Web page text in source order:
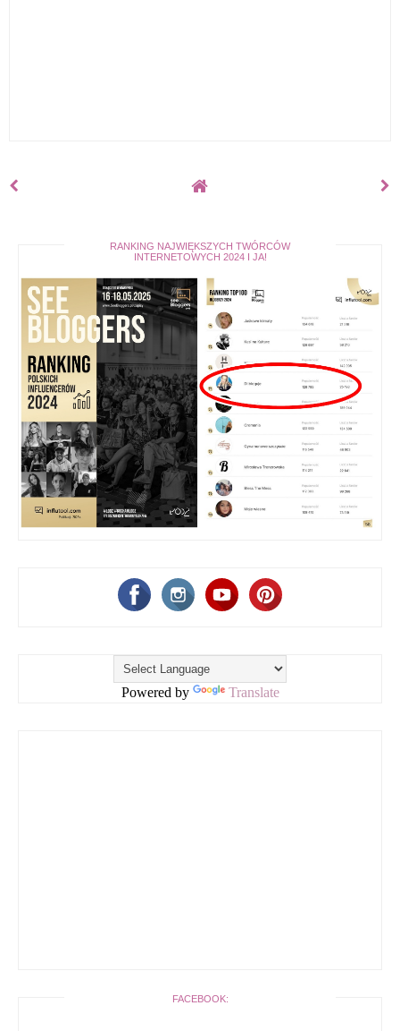
RANKING NAJWIĘKSZYCH TWÓRCÓW
INTERNETOWYCH 2024 I JA!
Powered by Translate
FACEBOOK: